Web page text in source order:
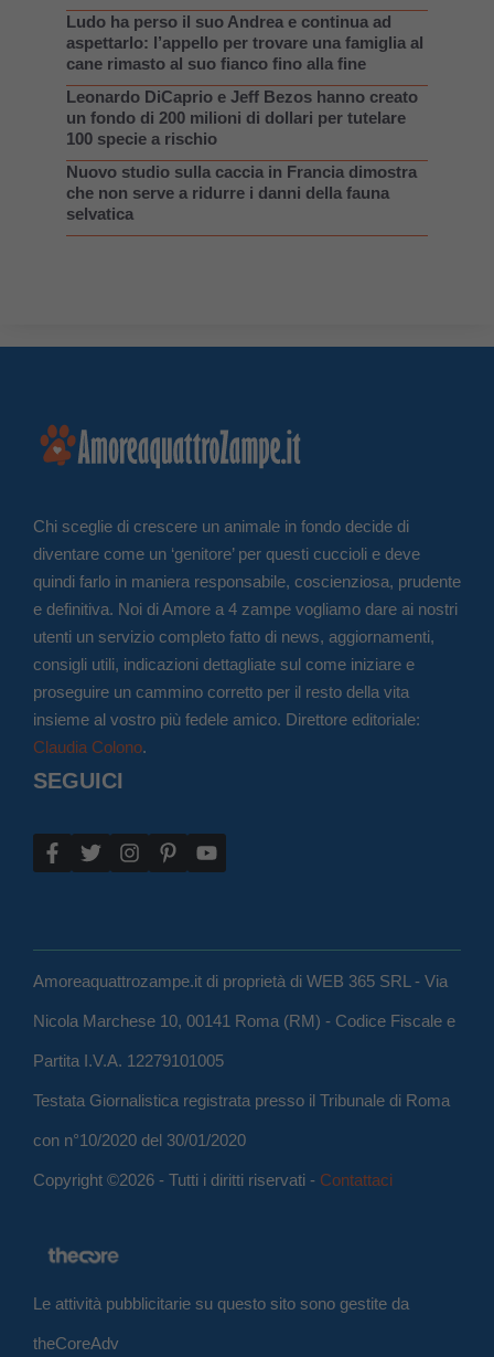
Ludo ha perso il suo Andrea e continua ad
aspettarlo: l’appello per trovare una famiglia al
cane rimasto al suo fianco fino alla fine
Leonardo DiCaprio e Jeff Bezos hanno creato
un fondo di 200 milioni di dollari per tutelare
100 specie a rischio
Nuovo studio sulla caccia in Francia dimostra
che non serve a ridurre i danni della fauna
selvatica
Chi sceglie di crescere un animale in fondo decide di
diventare come un ‘genitore’ per questi cuccioli e deve
quindi farlo in maniera responsabile, coscienziosa, prudente
e definitiva. Noi di Amore a 4 zampe vogliamo dare ai nostri
utenti un servizio completo fatto di news, aggiornamenti,
consigli utili, indicazioni dettagliate sul come iniziare e
proseguire un cammino corretto per il resto della vita
insieme al vostro più fedele amico. Direttore editoriale:
Claudia Colono.
SEGUICI
Amoreaquattrozampe.it di proprietà di WEB 365 SRL - Via
Nicola Marchese 10, 00141 Roma (RM) - Codice Fiscale e
Partita I.V.A. 12279101005
Testata Giornalistica registrata presso il Tribunale di Roma
con n°10/2020 del 30/01/2020
Copyright ©2026 - Tutti i diritti riservati - Contattaci
Le attività pubblicitarie su questo sito sono gestite da
theCoreAdv